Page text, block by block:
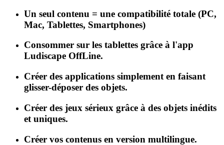
Un seul contenu = une compatibilité totale (PC,
Mac, Tablettes, Smartphones)
Consommer sur les tablettes grâce à l'app
Ludiscape OffLine.
Créer des applications simplement en faisant
glisser-déposer des objets.
Créer des jeux sérieux grâce à des objets inédits
et uniques.
Créer vos contenus en version multilingue.